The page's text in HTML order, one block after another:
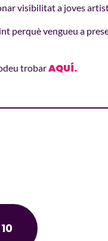
visibilitata joves
perquè vengueu a
trobarAQUÍ.